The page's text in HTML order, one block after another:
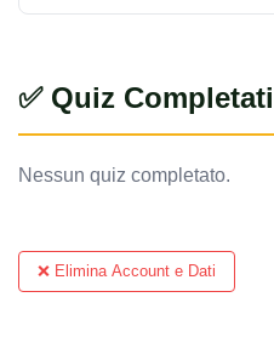
✅ Quiz Completati
Nessun quiz completato.
❌ Elimina Account e Dati